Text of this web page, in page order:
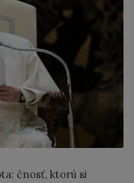
čnosť, ktorú si